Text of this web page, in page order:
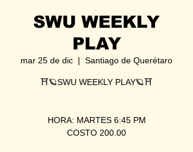
SWU WEEKLY
PLAY
mar 25 de dic
  |
Santiago de Querétaro
⛩🪐SWU WEEKLY PLAY🪐⛩
HORA: MARTES 6:45 PM
COSTO 200.00